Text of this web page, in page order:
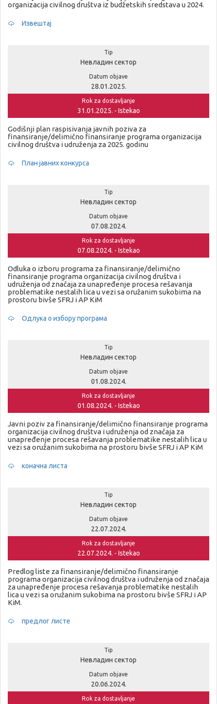
organizacija civilnog društva iz budžetskih sredstava u 2024.
Извештај
Tip
Невладин сектор
Datum objave
28.01.2025.
Rok za dostavljanje
31.01.2025. - Istekao
Godišnji plan raspisivanja javnih poziva za
finansiranje/delimično finansiranje programa organizacija
civilnog društva i udruženja za 2025. godinu
План јавних конкурса
Tip
Невладин сектор
Datum objave
07.08.2024.
Rok za dostavljanje
07.08.2024. - Istekao
Odluka o izboru programa za finansiranje/delimično
finansiranje programa organizacija civilnog društva i
udruženja od značaja za unapređenje procesa rešavanja
problematike nestalih lica u vezi sa oružanim sukobima na
prostoru bivše SFRJ i AP KiM
Одлука о избору програма
Tip
Невладин сектор
Datum objave
01.08.2024.
Rok za dostavljanje
01.08.2024. - Istekao
Javni poziv za finansiranje/delimično finansiranje programa
organizacija civilnog društva i udruženja od značaja za
unapređenje procesa rešavanja problematike nestalih lica u
vezi sa oružanim sukobima na prostoru bivše SFRJ i AP KiM
коначна листа
Tip
Невладин сектор
Datum objave
22.07.2024.
Rok za dostavljanje
22.07.2024. - Istekao
Predlog liste za finansiranje/delimično finansiranje
programa organizacija civilnog društva i udruženja od značaja
za unapređenje procesa rešavanja problematike nestalih
lica u vezi sa oružanim sukobima na prostoru bivše SFRJ i AP
KiM.
предлог листе
Tip
Невладин сектор
Datum objave
20.06.2024.
Rok za dostavljanje